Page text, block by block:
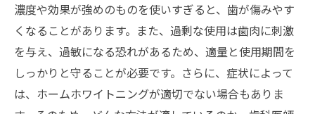
濃度や効果が強めのものを使いすぎると、歯が傷みやす
くなることがあります。また、過剰な使用は歯肉に刺激
を与え、過敏になる恐れがあるため、適量と使用期間を
しっかりと守ることが必要です。さらに、症状によって
は、ホームホワイトニングが適切でない場合もありま